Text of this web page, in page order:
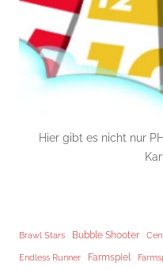
Hier gibt es nicht nur
Brawl Stars Bubble Shooter
Endless Runner Farmspiel